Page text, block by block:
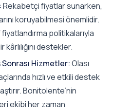
Rekabetçi fiyatlar sunarken,
koruyabilmesi önemlidir.
politikalarıyla
destekler.
Hizmetler:Olası
hızlı ve etkili destek
Bonitolente’nin
ekibi her zaman